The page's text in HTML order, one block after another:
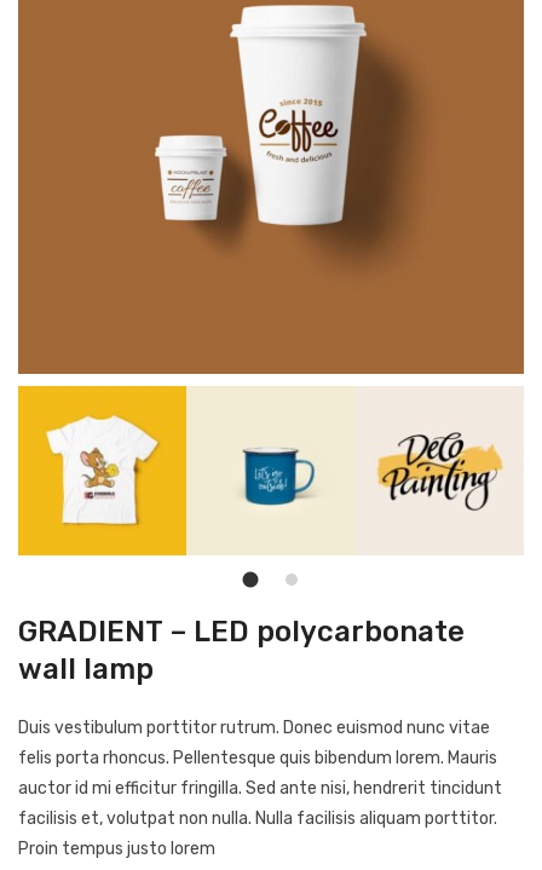
GRADIENT – LED polycarbonate
wall lamp
Duis vestibulum porttitor rutrum. Donec euismod nunc vitae
felis porta rhoncus. Pellentesque quis bibendum lorem. Mauris
auctor id mi efficitur fringilla. Sed ante nisi, hendrerit tincidunt
facilisis et, volutpat non nulla. Nulla facilisis aliquam porttitor.
Proin tempus justo lorem